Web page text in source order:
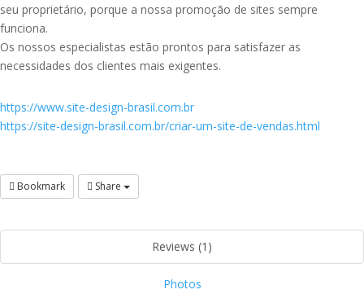
seu proprietário, porque a nossa promoção de sites sempre
funciona.
Os nossos especialistas estão prontos para satisfazer as
necessidades dos clientes mais exigentes.
https://www.site-design-brasil.com.br
https://site-design-brasil.com.br/criar-um-site-de-vendas.html
Bookmark Share
Reviews (1)
Photos